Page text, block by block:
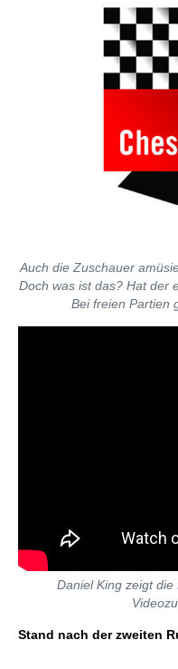
Auch die Zuschauer
Doch was ist das? Hat der
Bei freien Partien
Daniel King zeigt
Stand nach der zweiten